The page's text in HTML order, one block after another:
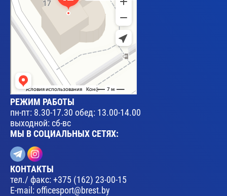
РЕЖИМ РАБОТЫ
пн-пт: 8.30-17.30 обед: 13.00-14.00
выходной: сб-вс
МЫ В СОЦИАЛЬНЫХ СЕТЯХ:
КОНТАКТЫ
тел./ факс:+375 (162) 23-00-15
E-mail: officesport@brest.by